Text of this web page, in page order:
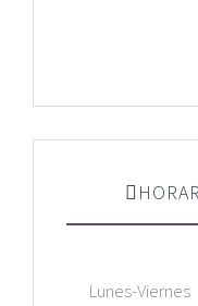
Lunes-Viernes